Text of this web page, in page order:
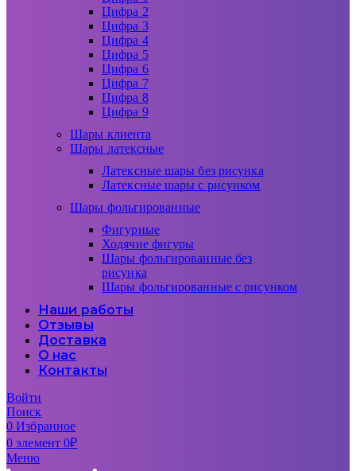
Цифра 2
Цифра 3
Цифра 4
Цифра 5
Цифра 6
Цифра 7
Цифра 8
Цифра 9
Шары клиента
Шары латексные
Латексные шары без рисунка
Латексные шары с рисунком
Шары фольгированные
Фигурные
Ходячие фигуры
Шары фольгированные без
рисунка
Шары фольгированные с рисунком
Наши работы
Отзывы
Доставка
О нас
Контакты
Войти
Поиск
0Избранное
0элемент 0₽
Меню